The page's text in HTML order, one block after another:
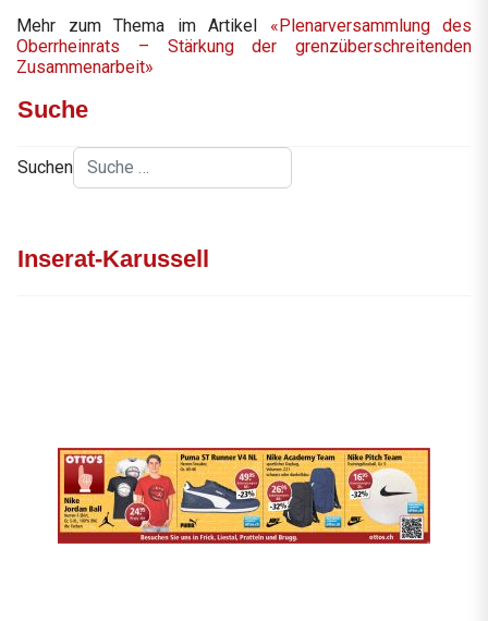
Mehr zum Thema im Artikel «Plenarversammlung des
Oberrheinrats – Stärkung der grenzüberschreitenden
Zusammenarbeit»
Suche
Suchen
Inserat-Karussell